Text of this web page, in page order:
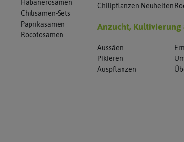
Habanerosamen
Chilisamen-Sets
Paprikasamen
Rocotosamen
Chilipflanzen Neuheiten
Anzucht, Kultivierung
Aussäen
Pikieren
Auspflanzen